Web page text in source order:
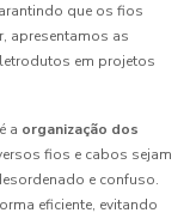
que os fios
apresentamos as
em projetos
a organização dos
fios e cabos sejam
e confuso.
eficiente, evitando